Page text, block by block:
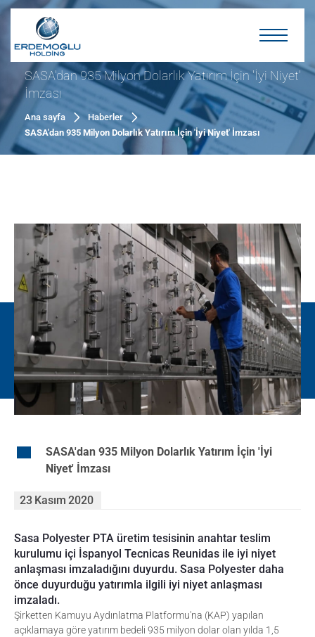
SASA'dan 935 Milyon Dolarlık Yatırım İçin 'İyi Niyet'
İmzası
Ana sayfa
Haberler
SASA'dan 935 Milyon Dolarlık Yatırım İçin 'İyi Niyet' İmzası
SASA'dan 935 Milyon Dolarlık Yatırım İçin 'İyi
Niyet' İmzası
23 Kasım 2020
Sasa Polyester PTA üretim tesisinin anahtar teslim
kurulumu içi İspanyol Tecnicas Reunidas ile iyi niyet
anlaşması imzaladığını duyurdu. Sasa Polyester daha
önce duyurduğu yatırımla ilgili iyi niyet anlaşması
imzaladı.
Şirketten Kamuyu Aydınlatma Platformu'na (KAP) yapılan
açıklamaya göre yatırım bedeli 935 milyon dolar olan yılda 1,5